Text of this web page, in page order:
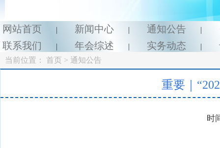
网站首页 | 新闻中心 | 通知公告 |
联系我们
| 年会综述 | 实务动态 |
当前位置： 首页 > 通知公告
重要｜
时